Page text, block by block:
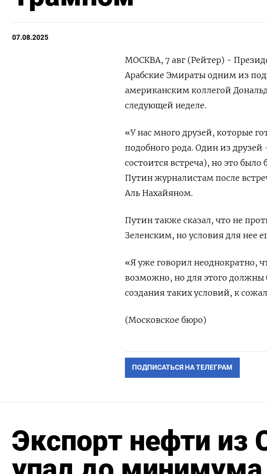
07.08.2025
МОСКВА, 7 авг (Рейтер) -
Арабские Эмираты одним из
американским коллегой
следующей неделе.
«У нас много друзей, которые
подобного рода. Один из
состоится встреча), но это
Путин журналистам после
Аль Нахайяном.
Путин также сказал, что не
Зеленским, но условия для нее
«Я уже говорил неоднократно,
возможно, но для этого должны
создания таких условий, к
(Московское бюро)
ПОДПИСАТЬСЯ НА ТЕЛЕГРАМ
Экспорт нефти